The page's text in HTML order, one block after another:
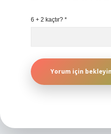
6 + 2 kaçtır? *